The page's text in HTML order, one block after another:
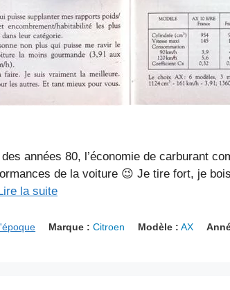
années 80, l’économie de carburant
de la voiture 😉 Je tire fort, je
Lire la suite
Marque : Citroen Modèle : AX